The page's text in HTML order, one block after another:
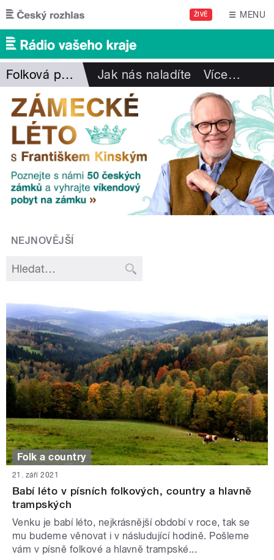
Přejít k hlavnímu obsahu
ŽIVĚ MENU
Folková pohlazení Jak nás naladíte Více…
NEJNOVĚJŠÍ
Folk a country
21. září 2021
Babí léto v písních folkových, country a hlavně
trampských
Venku je babí léto, nejkrásnější období v roce, tak se
mu budeme věnovat i v násludující hodině. Pošleme
vám v písně folkové a hlavně trampské...